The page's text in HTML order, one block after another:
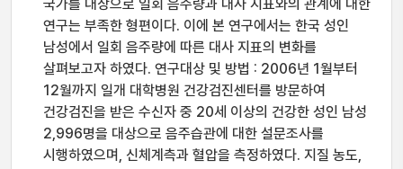
국가를 대상으로 일회 음주량과 대사 지표와의 관계에 대한
연구는 부족한 형편이다. 이에 본 연구에서는 한국 성인
남성에서 일회 음주량에 따른 대사 지표의 변화를
살펴보고자 하였다. 연구대상 및 방법 : 2006년 1월부터
12월까지 일개 대학병원 건강검진센터를 방문하여
건강검진을 받은 수신자 중 20세 이상의 건강한 성인 남성
2,996명을 대상으로 음주습관에 대한 설문조사를
시행하였으며, 신체계측과 혈압을 측정하였다. 지질 농도,